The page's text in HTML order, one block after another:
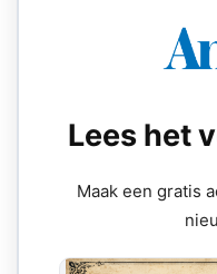
Lees het
Maak een gratis